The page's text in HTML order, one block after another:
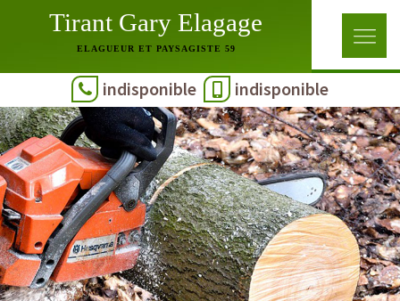
Tirant Gary Elagage
ELAGUEUR ET PAYSAGISTE 59
indisponible indisponible